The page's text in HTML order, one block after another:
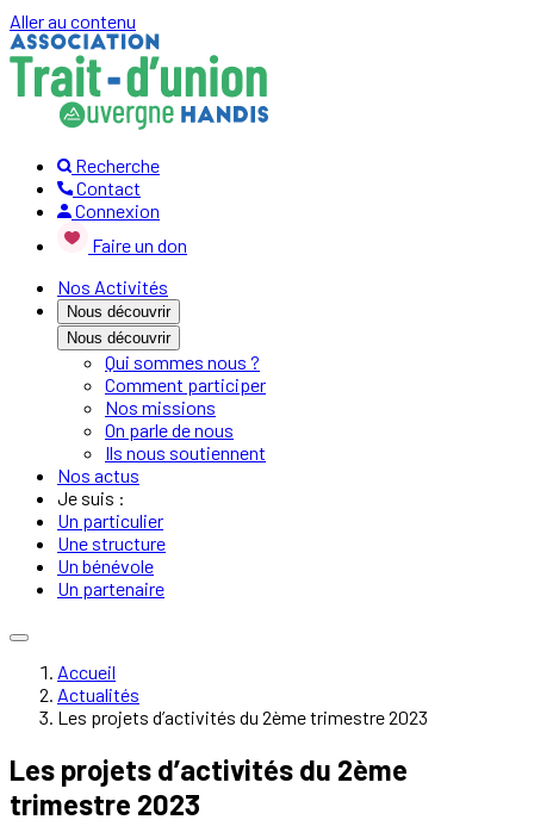
Aller au contenu
Recherche
Contact
Connexion
Faire un don
Nos Activités
Nous découvrir
Nous découvrir
Qui sommes nous ?
Comment participer
Nos missions
On parle de nous
Ils nous soutiennent
Nos actus
Je suis :
Un particulier
Une structure
Un bénévole
Un partenaire
Accueil
Actualités
Les projets d’activités du 2ème trimestre 2023
Les projets d’activités du 2ème
trimestre 2023